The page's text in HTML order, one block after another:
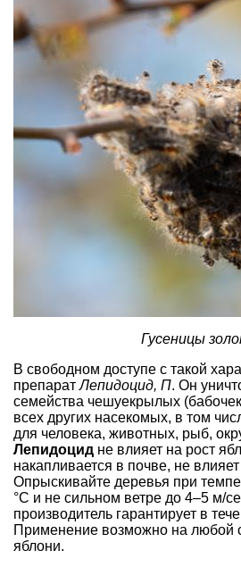
Гусеницы
В свободном доступе с такой
препаратЛепидоцид, П. Он
семейства чешуекрылых
всех других насекомых, в том
для человека, животных, рыб,
Лепидоцид не влияет на рост
накапливается в почве, не
Опрыскивайте деревья при
°С и не сильном ветре до 4–5 м/
производитель гарантирует в
Применение возможно на любой
яблони.